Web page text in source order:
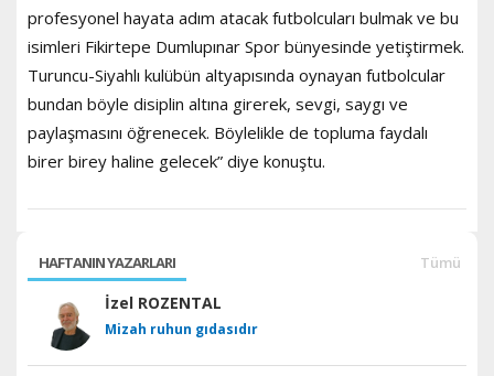
profesyonel hayata adım atacak futbolcuları bulmak ve bu
isimleri Fikirtepe Dumlupınar Spor bünyesinde yetiştirmek.
Turuncu-Siyahlı kulübün altyapısında oynayan futbolcular
bundan böyle disiplin altına girerek, sevgi, saygı ve
paylaşmasını öğrenecek. Böylelikle de topluma faydalı
birer birey haline gelecek” diye konuştu.
HAFTANIN YAZARLARI Tümü
İzel ROZENTAL
Mizah ruhun gıdasıdır